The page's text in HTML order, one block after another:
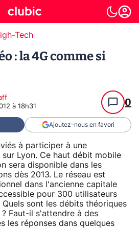
Tech
: la 4G comme si
à 18h31 0
Ajoutez-nous en favori
à participer à une
Lyon. Ce haut débit mobile
sera disponible dans les
dès 2013. Le réseau est
dans l'ancienne capitale
pour 300 utilisateurs
sont les débits théoriques
Faut-il s'attendre à des
les réponses dans quelques